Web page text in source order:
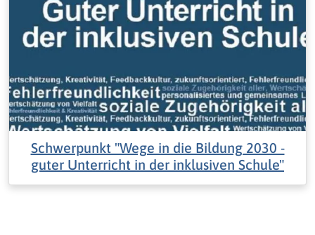
Schwerpunkt "Wege in die Bildung 2030 -
guter Unterricht in der inklusiven Schule"